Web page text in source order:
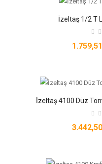
İzeltaş 1/2 T
İzeltaş 4100 Düz